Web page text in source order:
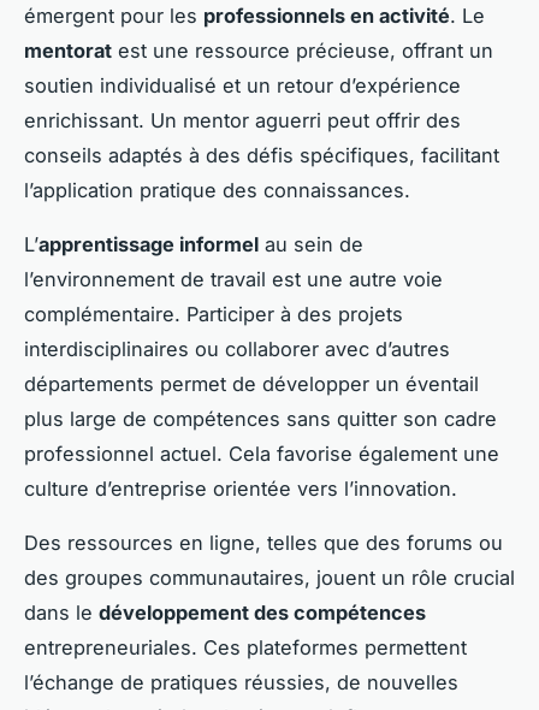
émergent pour les professionnels en activité. Le
mentorat est une ressource précieuse, offrant un
soutien individualisé et un retour d’expérience
enrichissant. Un mentor aguerri peut offrir des
conseils adaptés à des défis spécifiques, facilitant
l’application pratique des connaissances.
L’apprentissage informel au sein de
l’environnement de travail est une autre voie
complémentaire. Participer à des projets
interdisciplinaires ou collaborer avec d’autres
départements permet de développer un éventail
plus large de compétences sans quitter son cadre
professionnel actuel. Cela favorise également une
culture d’entreprise orientée vers l’innovation.
Des ressources en ligne, telles que des forums ou
des groupes communautaires, jouent un rôle crucial
dans le développement des compétences
entrepreneuriales. Ces plateformes permettent
l’échange de pratiques réussies, de nouvelles